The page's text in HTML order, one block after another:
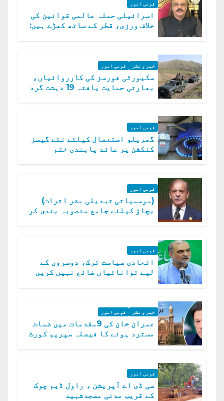
قومی امور
اسرائیلی حملہ عالمی قوانین کی
خلاف ورزی، قطر کے ساتھ کھڑے ہیں:
خبر و نظر قومی امور
سکیورٹی فورسز کی کارروائیاں،
بھارتی حمایت یافتہ 19 دہشت گرد
قومی امور
گھریلو استعمال کیلئے نئے گیسز
کنکشن پر عائد پابندی ختم
قومی امور
(موسمیاتی تبدیلی مضر اثرات)
بچاؤ کیلئے جامع منصوبہ بندی کر
قومی امور
اتحادی سیاست ترک، دوسروں کے
لیے توانائیاں ضائع نہیں کریں
خبر و نظر قومی امور
عمران خان کی 9مقدمات میں ضمات
مسترد ہونے کا فیصلہ سپریم کورٹ
قومی امور
سی ڈی اے آپریشن ، راول ڈیم چوک
کے قریب مدنی مسجدشہید